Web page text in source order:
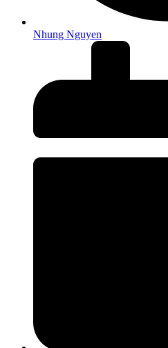
Nhung Nguyen